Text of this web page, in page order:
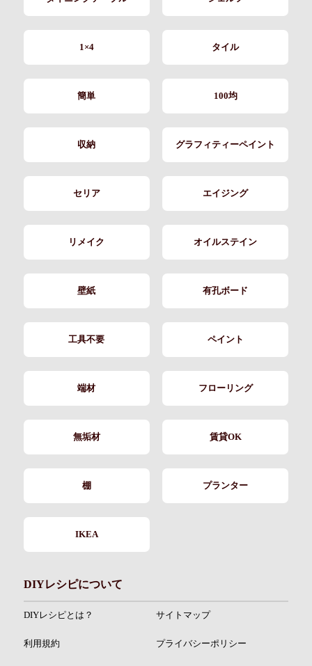
1×4 タイル
簡単 100均
収納 グラフィティーペイント
セリア エイジング
リメイク オイルステイン
壁紙 有孔ボード
工具不要 ペイント
端材 フローリング
無垢材 賃貸OK
棚 プランター
IKEA
DIYレシピについて
DIYレシピとは？ サイトマップ
利用規約 プライバシーポリシー